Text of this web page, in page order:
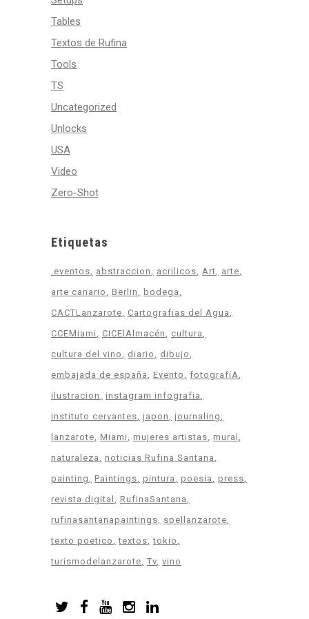
Tables
Textos de Rufina
Tools
TS
Uncategorized
Unlocks
USA
Video
Zero-Shot
Etiquetas
.eventos abstraccion acrilicos Art
arte
arte canario
Berlin
bodega
CACTLanzarote
Cartografias del Agua
CCEMiami
CICElAlmacén
cultura
cultura del vino
diario
dibujo
embajada de españa
Evento
fotografíA
ilustracion
instagram infografia
instituto cervantes japon
journaling
lanzarote Miami mujeres artistas mural
naturaleza
noticias Rufina Santana
painting
Paintings pintura poesia
press
revista digital
RufinaSantana
rufinasantanapaintings
spellanzarote
texto poetico
textos tokio
turismodelanzarote Tv vino